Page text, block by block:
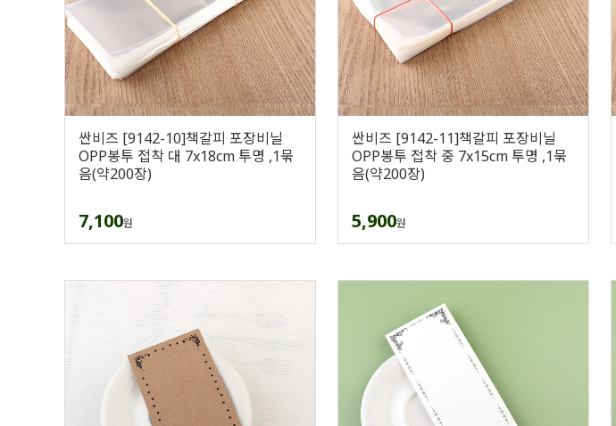
싼비즈 [9142-10]책갈피 포장비닐
OPP봉투 접착 대 7x18cm 투명 ,1묶
음(약200장)
7,100원
싼비즈 [9142-11]책갈피 포장비닐
OPP봉투 접착 중 7x15cm 투명 ,1묶
음(약200장)
5,900원